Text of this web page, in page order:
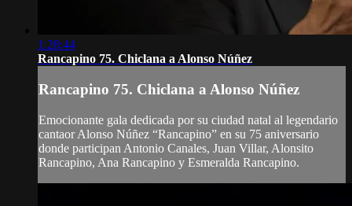
1:28:44
Rancapino 75. Chiclana a Alonso Núñez
Rancapino 75. Chiclana a Alonso Núñez
Emocionante gala dedicada por su ciudad natal al legendario
cantaor Alonso Núñez “Rancapino” en su 75 aniversario
donde participan Antonio Canales, Juan Villar, Alonsito
Rancapino, Ana Rancapino y Esmeralda Rancapino.